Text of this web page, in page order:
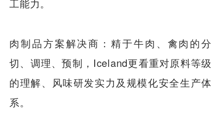
工能力。
肉制品方案解决商：精于牛肉、禽肉的分
切、调理、预制，Iceland更看重对原料等级
的理解、风味研发实力及规模化安全生产体
系。